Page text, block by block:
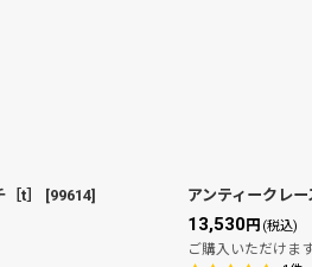
t］ [99614] アンティークレ
13,530円 (税込)
ご購入いただけま